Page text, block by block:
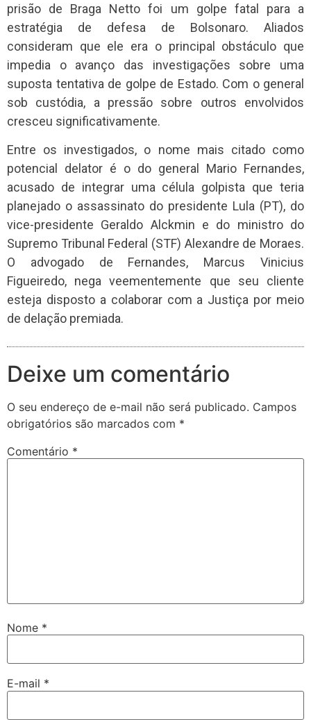
prisão de Braga Netto foi um golpe fatal para a
estratégia de defesa de Bolsonaro. Aliados
consideram que ele era o principal obstáculo que
impedia o avanço das investigações sobre uma
suposta tentativa de golpe de Estado. Com o general
sob custódia, a pressão sobre outros envolvidos
cresceu significativamente.
Entre os investigados, o nome mais citado como
potencial delator é o do general Mario Fernandes,
acusado de integrar uma célula golpista que teria
planejado o assassinato do presidente Lula (PT), do
vice-presidente Geraldo Alckmin e do ministro do
Supremo Tribunal Federal (STF) Alexandre de Moraes.
O advogado de Fernandes, Marcus Vinicius
Figueiredo, nega veementemente que seu cliente
esteja disposto a colaborar com a Justiça por meio
de delação premiada.
Deixe um comentário
O seu endereço de e-mail não será publicado. Campos
obrigatórios são marcados com *
Comentário *
Nome *
E-mail *